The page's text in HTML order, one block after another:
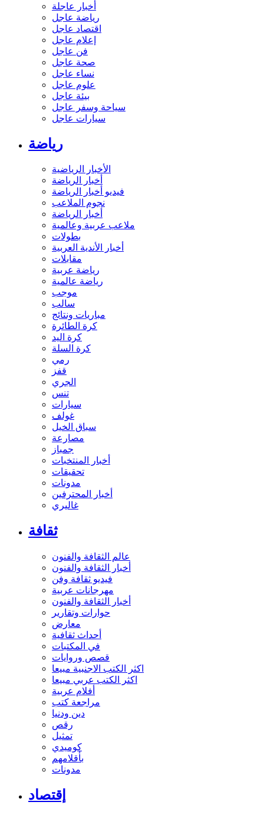
أخبار عاجلة
رياضة عاجل
اقتصاد عاجل
إعلام عاجل
فن عاجل
صحة عاجل
نساء عاجل
علوم عاجل
بيئة عاجل
سياحة وسفر عاجل
سيارات عاجل
رياضة
الأخبار الرياضية
أخبار الرياضة
فيديو أخبار الرياضة
نجوم الملاعب
أخبار الرياضة
ملاعب عربية وعالمية
بطولات
أخبار الأندية العربية
مقابلات
رياضة عربية
رياضة عالمية
موجب
سالب
مباريات ونتائج
كرة الطائرة
كرة اليد
كرة السلة
رمي
قفز
الجري
تنس
سيارات
غولف
سباق الخيل
مصارعة
جمباز
أخبار المنتخبات
تحقيقات
مدونات
أخبار المحترفين
غاليري
ثقافة
عالم الثقافة والفنون
أخبار الثقافة والفنون
فيديو ثقافة وفن
مهرجانات عربية
أخبار الثقافة والفنون
حوارات وتقارير
معارض
أحداث ثقافية
في المكتبات
قصص وروايات
اكثر الكتب الاجنبية مبيعا
اكثر الكتب عربي مبيعا
أفلام عربية
مراجعة كتب
دين ودنيا
رقص
تمثيل
كوميدي
بأقلامهم
مدونات
إقتصاد